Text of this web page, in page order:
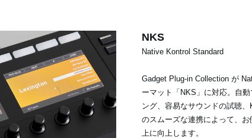
NKS
Native Kontrol Standard
Gadget Plug-in Collection が
ーマット「NKS」に対応。自
ング、容易なサウンドの試聴
のスムーズな連携によって、
上に向上します。